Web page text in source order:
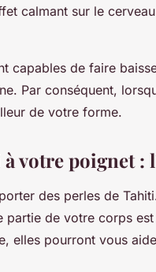
calmant sur le
capables de faire
Par conséquent,
de votre forme.
votre poignet :
des perles de
partie de votre corps
elles pourront vous